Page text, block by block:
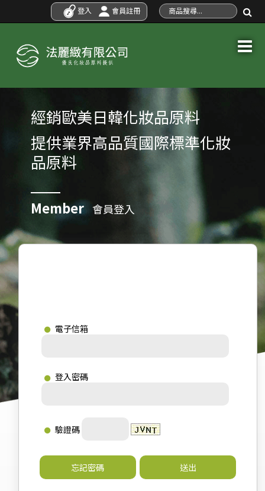
登入 會員註冊
經銷歐美日韓化妝品原料
提供業界高品質國際標準化妝
品原料
Member 會員登入
電子信箱
登入密碼
驗證碼
忘記密碼 送出